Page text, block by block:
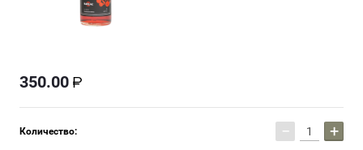
350.00
Количество: − +